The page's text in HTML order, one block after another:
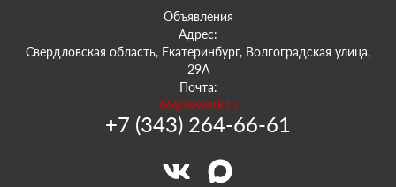
Объявления
Адрес:
Свердловская область, Екатеринбург, Волгоградская улица,
29А
Почта:
66@sowork.ru
+7 (343) 264-66-61